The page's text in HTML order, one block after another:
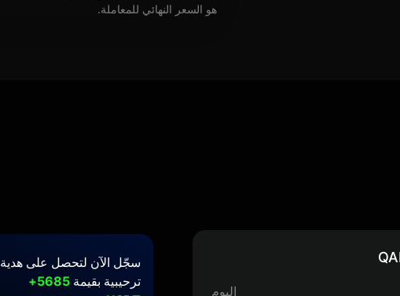
هو السعر النهائي للمعاملة.
اليوم
سجّل الآن لتحصل على هدية
ترحيبية بقيمة
5685+